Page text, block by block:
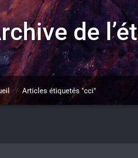
de
/ Articles étiquetés "cci"